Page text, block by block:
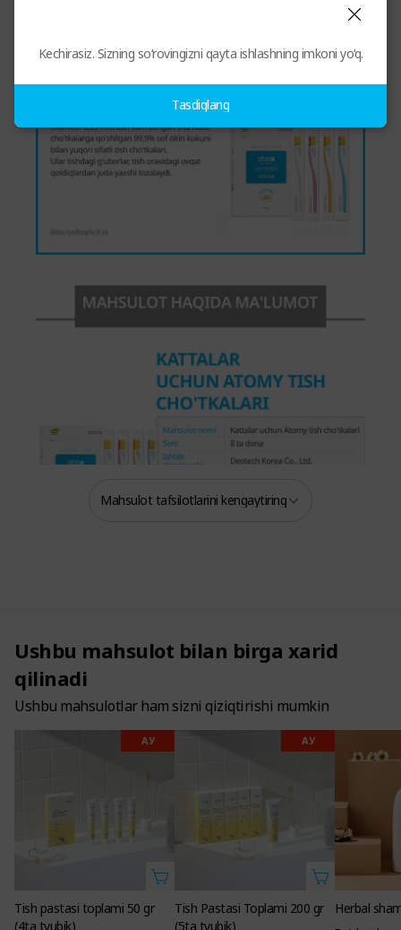
Mahsulot tafsilotlarini kengaytiring
Ushbu mahsulot bilan birga xarid
qilinadi
Ushbu mahsulotlar ham sizni qiziqtirishi mumkin
АУ
Tish pastasi toplami 50 gr
(4ta tyubik)
АУ
Tish Pastasi Toplami 200 gr
(5ta tyubik)
Herbal
Kechirasiz. Sizning so‘rovingizni qayta ishlashning imkoni yo‘q.
Tasdiqlang